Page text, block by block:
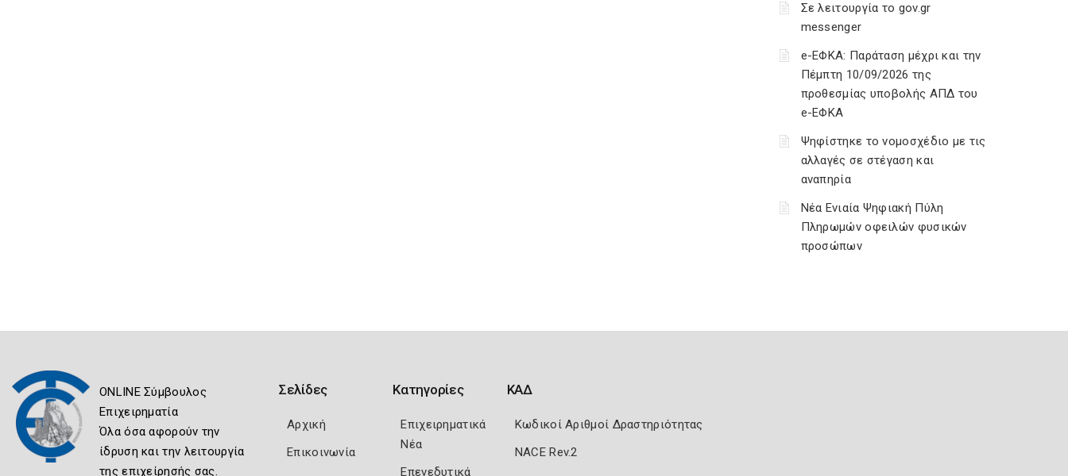
Σε λειτουργία το gov.gr
messenger
e-ΕΦΚΑ: Παράταση μέχρι και την
Πέμπτη 10/09/2026 της
προθεσμίας υποβολής ΑΠΔ του
e-ΕΦΚΑ
Ψηφίστηκε το νομοσχέδιο με τις
αλλαγές σε στέγαση και
αναπηρία
Νέα Ενιαία Ψηφιακή Πύλη
Πληρωμών οφειλών φυσικών
προσώπων
ONLINE Σύμβουλος
Επιχειρηματία
Όλα όσα αφορούν την
ίδρυση και την λειτουργία
της επιχείρησής σας.
Σελίδες
Αρχική
Επικοινωνία
Κατηγορίες
Επιχειρηματικά
Νέα
Επενεδυτικά
ΚΑΔ
Κωδικοί Αριθμοί Δραστηριότητας
NACE Rev.2